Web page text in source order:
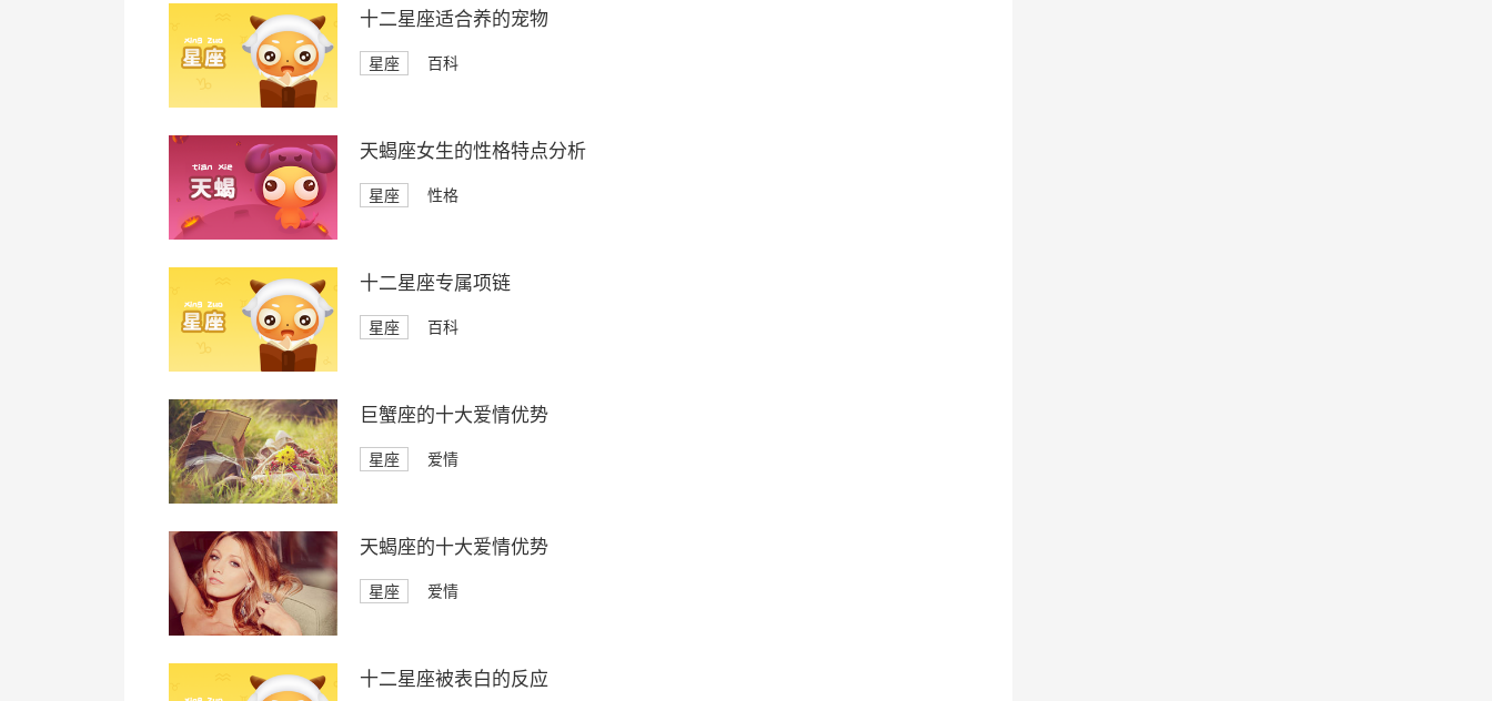
十二星座适合养的宠物
星座 百科
天蝎座女生的性格特点分析
星座 性格
十二星座专属项链
星座 百科
巨蟹座的十大爱情优势
星座 爱情
天蝎座的十大爱情优势
星座 爱情
十二星座被表白的反应